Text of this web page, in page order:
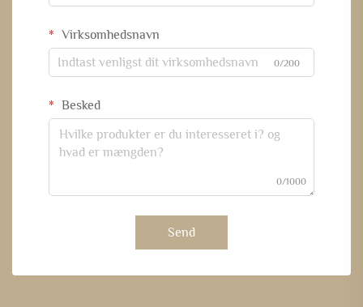
Virksomhedsnavn
0/200
Besked
0/1000
Send